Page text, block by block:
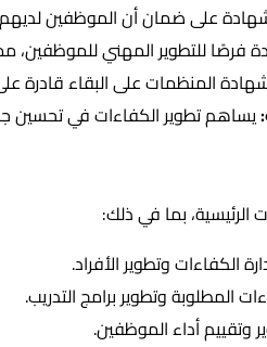
على ضمان أن الموظفين لديهم
فرصًا للتطوير المهني للموظفين،
المنظمات على البقاء قادرة
يساهم تطوير الكفاءات في تحسين
الكفاءات وتطوير الأفراد.
المطلوبة وتطوير برامج التدريب.
وتقييم أداء الموظفين.